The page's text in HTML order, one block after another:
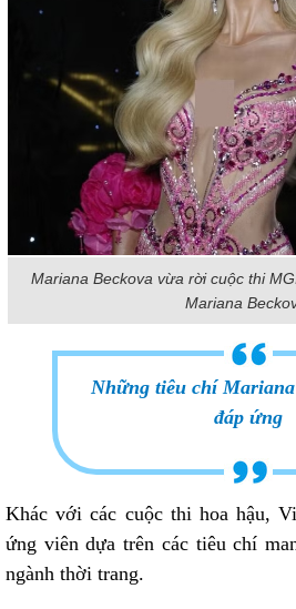
Mariana Beckova vừa rời cuộc thi
Mariana
Những tiêu chí Mariana
đáp ứng
Khác với các cuộc thi hoa hậu,
ứng viên dựa trên các tiêu chí
ngành thời trang.